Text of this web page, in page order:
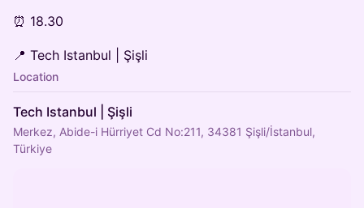
⏰ 18.30
📍 Tech Istanbul | Şişli
Location
Tech Istanbul | Şişli
Merkez, Abide-i Hürriyet Cd No:211, 34381 Şişli/İstanbul,
Türkiye